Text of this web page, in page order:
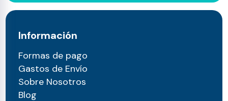
Información
Formas de pago
Gastos de Envío
Sobre Nosotros
Blog